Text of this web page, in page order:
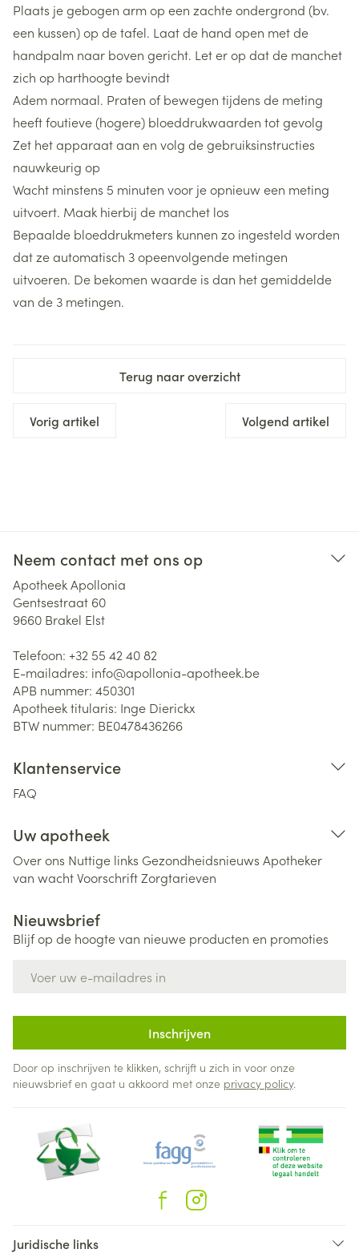
Plaats je gebogen arm op een zachte ondergrond (bv.
een kussen) op de tafel. Laat de hand open met de
handpalm naar boven gericht. Let er op dat de manchet
zich op harthoogte bevindt
Adem normaal. Praten of bewegen tijdens de meting
heeft foutieve (hogere) bloeddrukwaarden tot gevolg
Zet het apparaat aan en volg de gebruiksinstructies
nauwkeurig op
Wacht minstens 5 minuten voor je opnieuw een meting
uitvoert. Maak hierbij de manchet los
Bepaalde bloeddrukmeters kunnen zo ingesteld worden
dat ze automatisch 3 opeenvolgende metingen
uitvoeren. De bekomen waarde is dan het gemiddelde
van de 3 metingen.
Terug naar overzicht
Vorig artikel Volgend artikel
Neem contact met ons op
Apotheek Apollonia
Gentsestraat 60
9660 Brakel Elst
Telefoon: +32 55 42 40 82
E-mailadres: info@apollonia-apotheek.be
APB nummer: 450301
Apotheek titularis: Inge Dierickx
BTW nummer: BE0478436266
Klantenservice
FAQ
Uw apotheek
Over ons Nuttige links Gezondheidsnieuws Apotheker
van wachtVoorschriftZorgtarieven
Nieuwsbrief
Blijf op de hoogte van nieuwe producten en promoties
Inschrijven
Door op inschrijven te klikken, schrijft u zich in voor onze
nieuwsbrief en gaat u akkoord met onze privacy policy.
Juridische links